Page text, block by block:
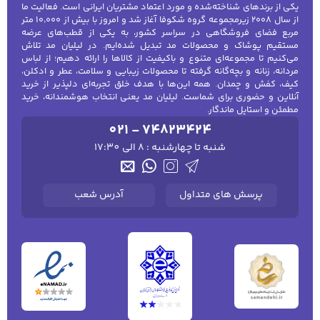
کفش مردانه شال و کلاه مردانه چتر مردانه
لباس زیر و راحتی
مردانه
لباس زیر مردانه لباس راحتی مردانه
برای اعمال رژگونه به صورت نرم و صاف است،
به طوری که رنگ رژگونه به طور یکدست روی
پوست قرار می‌گیرد.
براش‌های کانتورینگ:برای ایجاد سایه‌های
طبیعی روی صورت و برجسته کردن بخش‌های
خاص صورت به کار می‌روند.
براش‌های سایه چشم:با این براش‌ها
می‌توانید سایه چشم را به طور دقیق و
یکنواخت اعمال کرده و به چشم‌ها جذابیت
بیشتری بدهید.
چرا باید براش زنانه بخرید؟
براش‌های زنانه علاوه بر دقت و
راحتی در استفاده، به شما این امکان را می‌دهند که
آرایش خود را به راحتی به سطح حرفه‌ای برسانید. این
ابزارها نه تنها کاربردی هستند بلکه به سلامت پوست نیز
کمک می‌کنند زیرا با استفاده از آن‌ها، آرایش شما به طور
یکنواخت و بدون آسیب به پوست انجام می‌شود.
همچنین براش‌های با کیفیت، دوام طولانی دارند و شما را
از خرید‌های مکرر بی‌نیاز می‌کنند.راهنمای انتخاب براش
یکی از برندهای شناخته‌شده و مورد اعتماد مشتریان ایرانی است. فعالیت ما
از سال ۲۰۰۸ زیرمجموعه گروه شکوفا آغاز شد و امروز با بیش از ۱۰٬۰۰۰ متر
مربع فضای فروشگاهی در سراسر کشور، به یکی از قطب‌های عرضه
مستقیم پوشاک و محصولات مد تبدیل شده‌ایم. در لیلیان مد تلاش
می‌کنیم تا مجموعه‌ای متنوع و باکیفیت از کالاها را ارائه دهیم؛ از لباس
مردانه، زنانه و بچه‌گانه گرفته تا محصولات زیبایی و سلامت، عطر و ادکلن،
کیف، کفش و چمدان. همه این‌ها با هدف خلق تجربه‌ای دلپذیر از خرید
آنلاین و حضوری برای شماست. لیلیان مد یعنی انتخاب هوشمندانه، خرید
مطمئن و استایل ماندگار.
021 - 74823424
شنبه تا چهارشنبه : 8 الی 17:30
پرسش های متداول آدرس شعب